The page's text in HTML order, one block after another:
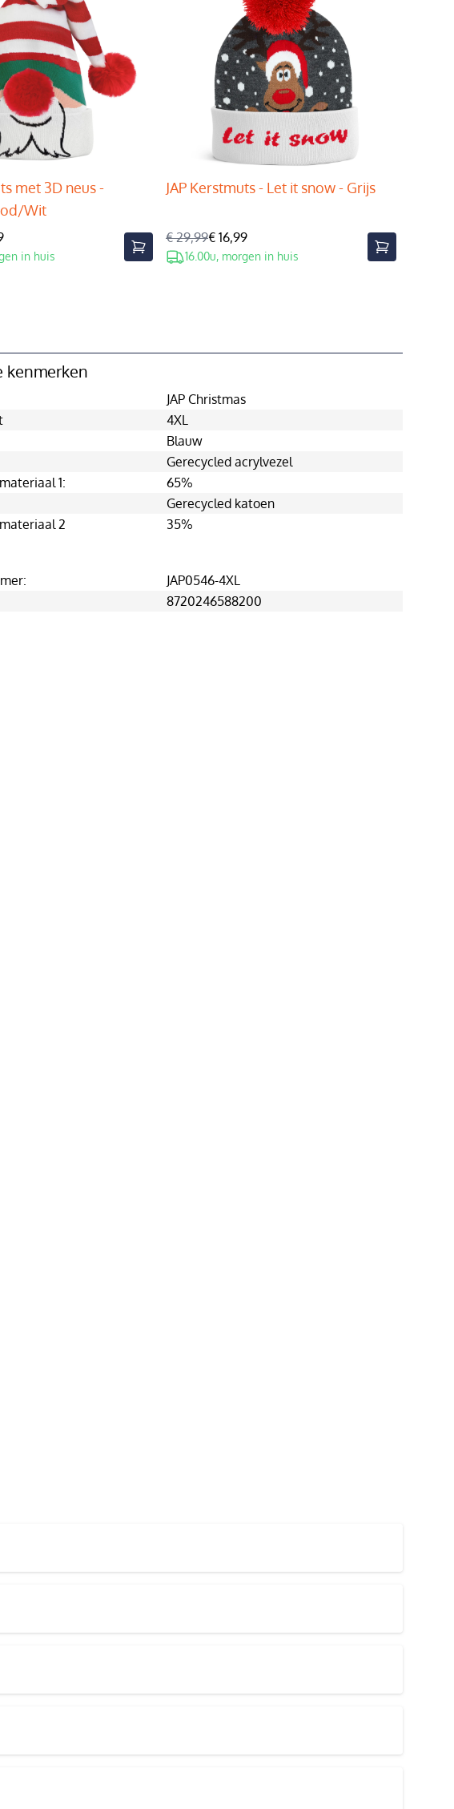
met 3D neus -
Wit
in huis
JAP Kerstmuts - Let it snow - Grijs
€ 29,99€ 16,99
16.00u, morgen in huis
kenmerken
JAP Christmas
4XL
Blauw
Gerecycled acrylvezel
1:
65%
Gerecycled katoen
2
35%
JAP0546-4XL
8720246588200